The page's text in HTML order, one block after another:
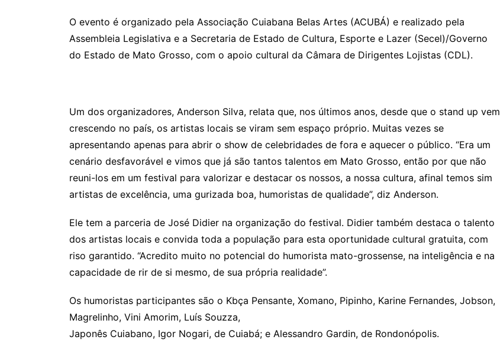
O evento é organizado pela Associação Cuiabana Belas Artes (ACUBÁ) e realizado pela
Assembleia Legislativa e a Secretaria de Estado de Cultura, Esporte e Lazer (Secel)/Governo
do Estado de Mato Grosso, com o apoio cultural da Câmara de Dirigentes Lojistas (CDL).
Um dos organizadores, Anderson Silva, relata que, nos últimos anos, desde que o stand up vem
crescendo no país, os artistas locais se viram sem espaço próprio. Muitas vezes se
apresentando apenas para abrir o show de celebridades de fora e aquecer o público. “Era um
cenário desfavorável e vimos que já são tantos talentos em Mato Grosso, então por que não
reuni-los em um festival para valorizar e destacar os nossos, a nossa cultura, afinal temos sim
artistas de excelência, uma gurizada boa, humoristas de qualidade”, diz Anderson.
Ele tem a parceria de José Didier na organização do festival. Didier também destaca o talento
dos artistas locais e convida toda a população para esta oportunidade cultural gratuita, com
riso garantido. “Acredito muito no potencial do humorista mato-grossense, na inteligência e na
capacidade de rir de si mesmo, de sua própria realidade”.
Os humoristas participantes são o Kbça Pensante, Xomano, Pipinho, Karine Fernandes, Jobson,
Magrelinho, Vini Amorim, Luís Souzza,
Japonês Cuiabano, Igor Nogari, de Cuiabá; e Alessandro Gardin, de Rondonópolis.